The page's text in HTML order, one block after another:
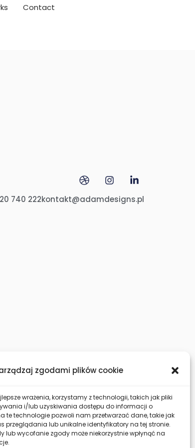
zgodami plików cookie
wrażenia, korzystamy z technologii, takich jak pliki
i/lub uzyskiwania dostępu do informacji o
te technologie pozwoli nam przetwarzać dane, takie jak
przeglądania lub unikalne identyfikatory na tej stronie.
lub wycofanie zgody może niekorzystnie wpłynąć na
Contact
kontakt@adamdesigns.pl
740 222